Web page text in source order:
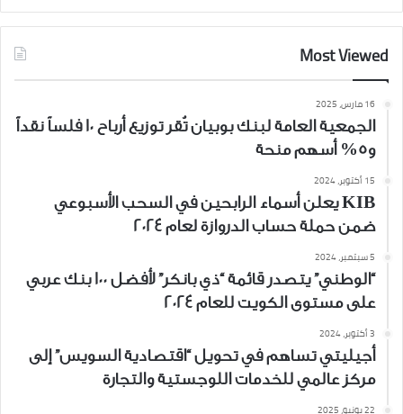
Most Viewed
16 مارس، 2025
الجمعية العامة لبنك بوبيان تُقر توزيع أرباح 10 فلساً نقداً
و5% أسهم منحة
15 أكتوبر، 2024
KIB يعلن أسماء الرابحين في السحب الأسبوعي
ضمن حملة حساب الدروازة لعام 2024
5 سبتمبر، 2024
“الوطني” يتصدر قائمة “ذي بانكر” لأفضل 100 بنك عربي
على مستوى الكويت للعام 2024
3 أكتوبر، 2024
أجيليتي تساهم في تحويل “اقتصادية السويس” إلى
مركز عالمي للخدمات اللوجستية والتجارة
22 يونيو، 2025